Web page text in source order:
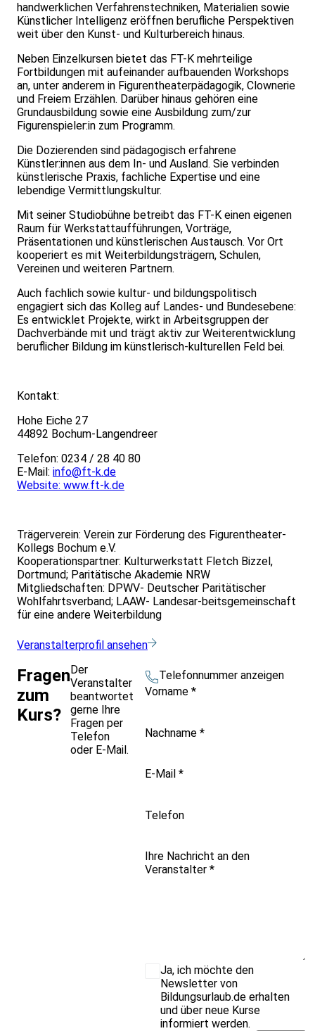
handwerklichen Verfahrenstechniken, Materialien sowie
Künstlicher Intelligenz eröffnen berufliche Perspektiven
weit über den Kunst- und Kulturbereich hinaus.
Neben Einzelkursen bietet das FT-K mehrteilige
Fortbildungen mit aufeinander aufbauenden Workshops
an, unter anderem in Figurentheaterpädagogik, Clownerie
und Freiem Erzählen. Darüber hinaus gehören eine
Grundausbildung sowie eine Ausbildung zum/zur
Figurenspieler:in zum Programm.
Die Dozierenden sind pädagogisch erfahrene
Künstler:innen aus dem In- und Ausland. Sie verbinden
künstlerische Praxis, fachliche Expertise und eine
lebendige Vermittlungskultur.
Mit seiner Studiobühne betreibt das FT-K einen eigenen
Raum für Werkstattaufführungen, Vorträge,
Präsentationen und künstlerischen Austausch. Vor Ort
kooperiert es mit Weiterbildungsträgern, Schulen,
Vereinen und weiteren Partnern.
Auch fachlich sowie kultur- und bildungspolitisch
engagiert sich das Kolleg auf Landes- und Bundesebene:
Es entwicklet Projekte, wirkt in Arbeitsgruppen der
Dachverbände mit und trägt aktiv zur Weiterentwicklung
beruflicher Bildung im künstlerisch-kulturellen Feld bei.
Kontakt:
Hohe Eiche 27
44892 Bochum-Langendreer
Telefon: 0234 / 28 40 80
E-Mail: info@ft-k.de
Website: www.ft-k.de
Trägerverein: Verein zur Förderung des Figurentheater-
Kollegs Bochum e.V.
Kooperationspartner: Kulturwerkstatt Fletch Bizzel,
Dortmund; Paritätische Akademie NRW
Mitgliedschaften: DPWV- Deutscher Paritätischer
Wohlfahrtsverband; LAAW- Landesar-beitsgemeinschaft
für eine andere Weiterbildung
Veranstalterprofil ansehen
Fragen
zum
Kurs?
Der
Veranstalter
beantwortet
gerne Ihre
Fragen per
Telefon
oder E-Mail.
Telefonnummer anzeigen
Vorname *
Nachname *
E-Mail *
Telefon
Ihre Nachricht an den
Veranstalter *
Ja, ich möchte den
Newsletter von
Bildungsurlaub.de erhalten
und über neue Kurse
informiert werden.